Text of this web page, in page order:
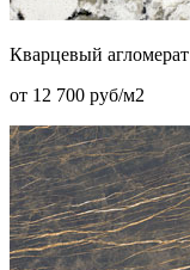
Кварцевый агломерат
от 12 700 руб/м2